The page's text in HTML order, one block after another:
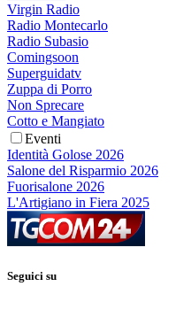
Virgin Radio
Radio Montecarlo
Radio Subasio
Comingsoon
Superguidatv
Zuppa di Porro
Non Sprecare
Cotto e Mangiato
Eventi
Identità Golose 2026
Salone del Risparmio 2026
Fuorisalone 2026
L'Artigiano in Fiera 2025
Seguici su